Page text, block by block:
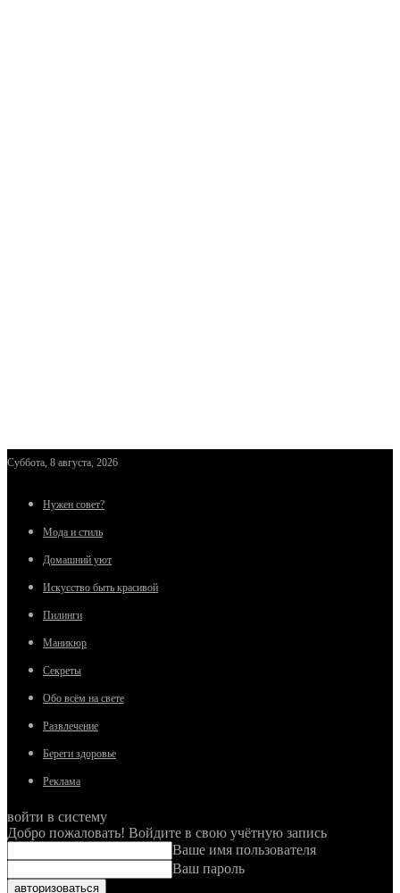
Суббота, 8 августа, 2026
Нужен совет?
Мода и стиль
Домашний уют
Искусство быть красивой
Пилинги
Маникюр
Секреты
Обо всём на свете
Развлечение
Береги здоровье
Реклама
войти в систему
Добро пожаловать! Войдите в свою учётную запись
Ваше имя пользователя
Ваш пароль